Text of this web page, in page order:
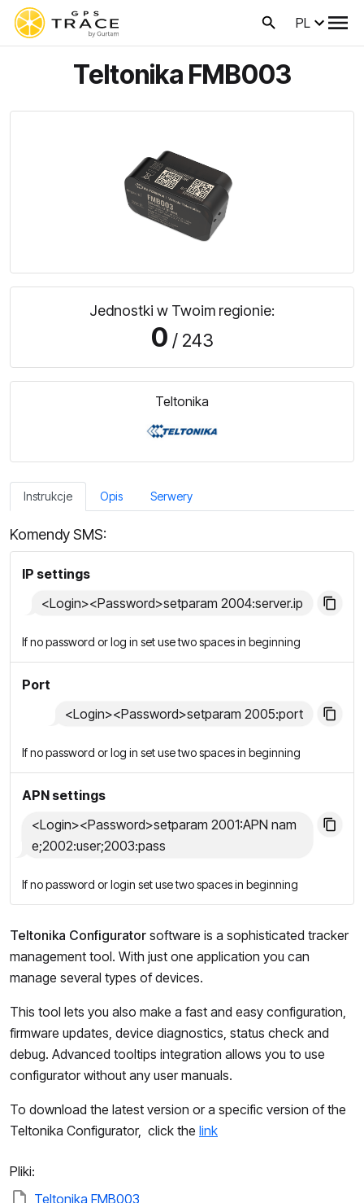
PL
Teltonika FMB003
Jednostki w Twoim regionie:
0 / 243
Teltonika
Instrukcje Opis Serwery
Komendy SMS:
IP settings
<Login><Password>setparam 2004:server.ip
If no password or log in set use two spaces in beginning
Port
<Login><Password>setparam 2005:port
If no password or log in set use two spaces in beginning
APN settings
<Login><Password>setparam 2001:APN nam
e;2002:user;2003:pass
If no password or login set use two spaces in beginning
Teltonika Configurator software is a sophisticated tracker
management tool. With just one application you can
manage several types of devices.
This tool lets you also make a fast and easy configuration,
firmware updates, device diagnostics, status check and
debug. Advanced tooltips integration allows you to use
configurator without any user manuals.
To download the latest version or a specific version of the
Teltonika Configurator, click the link
Pliki:
Teltonika FMB003